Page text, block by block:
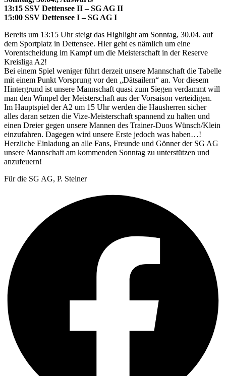
13:15 SSV Dettensee II – SG AG II
15:00 SSV Dettensee I – SG AG I
Bereits um 13:15 Uhr steigt das Highlight am Sonntag, 30.04. auf
dem Sportplatz in Dettensee. Hier geht es nämlich um eine
Vorentscheidung im Kampf um die Meisterschaft in der Reserve
Kreisliga A2!
Bei einem Spiel weniger führt derzeit unsere Mannschaft die Tabelle
mit einem Punkt Vorsprung vor den „Dätsailern“ an. Vor diesem
Hintergrund ist unsere Mannschaft quasi zum Siegen verdammt will
man den Wimpel der Meisterschaft aus der Vorsaison verteidigen.
Im Hauptspiel der A2 um 15 Uhr werden die Hausherren sicher
alles daran setzen die Vize-Meisterschaft spannend zu halten und
einen Dreier gegen unsere Mannen des Trainer-Duos Wünsch/Klein
einzufahren. Dagegen wird unsere Erste jedoch was haben…!
Herzliche Einladung an alle Fans, Freunde und Gönner der SG AG
unsere Mannschaft am kommenden Sonntag zu unterstützen und
anzufeuern!
Für die SG AG, P. Steiner